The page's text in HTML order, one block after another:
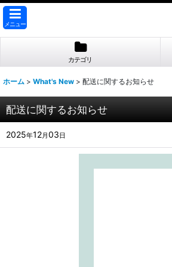
メニュー
カテゴリ
ホーム > What's New > 配送に関するお知らせ
配送に関するお知らせ
2025年12月03日